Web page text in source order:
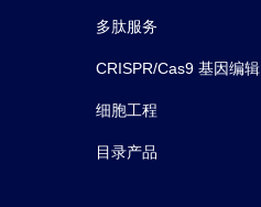
多肽服务
CRISPR/Cas9 基因编辑
细胞工程
目录产品